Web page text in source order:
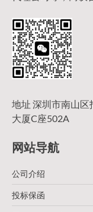
地址 深圳市南山
大厦C座502A
网站导航
公司介绍
投标保函